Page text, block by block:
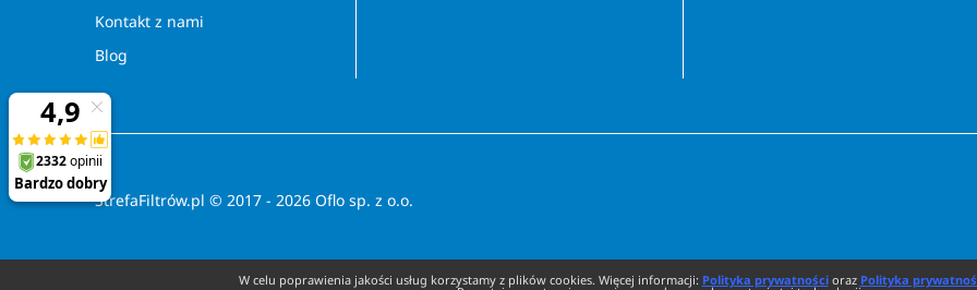
Kontakt z nami
Blog
StrefaFiltrów.pl © 2017 - 2026 Oflo sp. z o.o.
W celu poprawienia jakości usług korzystamy z plików cookies. Więcej informacji: Polityka prywatnościoraz Polityka